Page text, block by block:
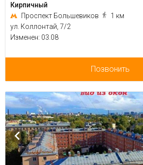
Кирпичный
Проспект Большевиков
1 км
ул. Коллонтай, 7/2
Изменен: 03.08
Позвонить